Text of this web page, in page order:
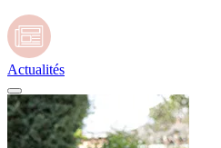
Actualités